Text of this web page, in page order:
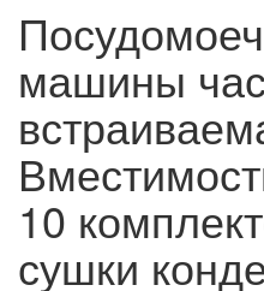
машины
10
сушки